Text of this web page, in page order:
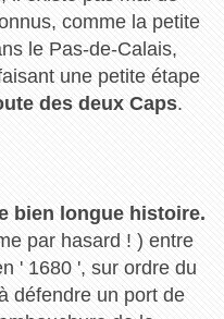
comme la petite
le Pas-de-Calais,
une petite étape
des deux Caps.
bien longue histoire.
par hasard ! ) entre
' 1680 ', sur ordre du
défendre un port de